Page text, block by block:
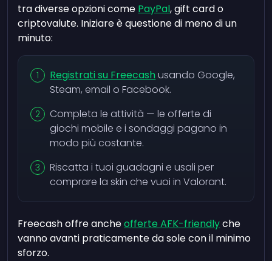
tra diverse opzioni come PayPal, gift card o
criptovalute. Iniziare è questione di meno di un
minuto:
Registrati su Freecashusando Google,
Steam, email o Facebook.
Completa le attività — le offerte di
giochi mobile e i sondaggi pagano in
modo più costante.
Riscatta i tuoi guadagni e usali per
comprare la skin che vuoi in Valorant.
Freecash offre ancheofferte AFK-friendlyche
vanno avanti praticamente da sole con il minimo
sforzo.